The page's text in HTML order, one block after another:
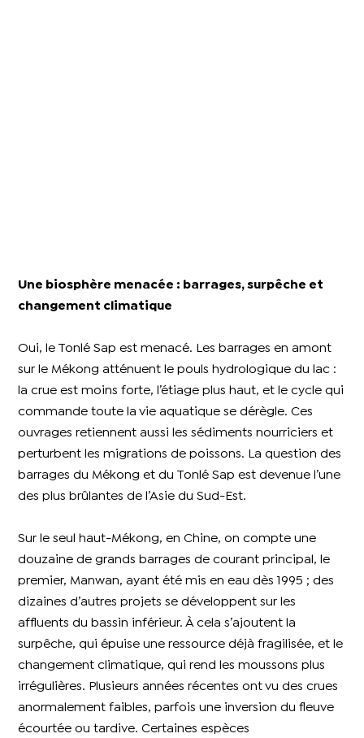
Une biosphère menacée : barrages, surpêche et
changement climatique
Oui, le Tonlé Sap est menacé. Les barrages en amont
sur le Mékong atténuent le pouls hydrologique du lac :
la crue est moins forte, l’étiage plus haut, et le cycle qui
commande toute la vie aquatique se dérègle. Ces
ouvrages retiennent aussi les sédiments nourriciers et
perturbent les migrations de poissons. La question des
barrages du Mékong et du Tonlé Sap est devenue l’une
des plus brûlantes de l’Asie du Sud-Est.
Sur le seul haut-Mékong, en Chine, on compte une
douzaine de grands barrages de courant principal, le
premier, Manwan, ayant été mis en eau dès 1995 ; des
dizaines d’autres projets se développent sur les
affluents du bassin inférieur. À cela s’ajoutent la
surpêche, qui épuise une ressource déjà fragilisée, et le
changement climatique, qui rend les moussons plus
irrégulières. Plusieurs années récentes ont vu des crues
anormalement faibles, parfois une inversion du fleuve
écourtée ou tardive. Certaines espèces